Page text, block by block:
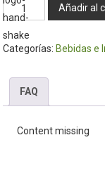
Té
Orgánico
de
Rosa
Stevia
Añadir al
Categorías: Bebidas e
FAQ
Content missing